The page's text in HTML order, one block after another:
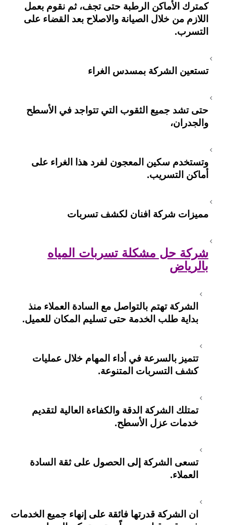
كمترك الأماكن الرطبة حتى تجف، ثم نقوم بعمل
اللازم من خلال الصيانة والاصلاح بعد القضاء على
التسرب.
تستعين الشركة بمسدس الغراء
حتى تشد جميع الثقوب التي تتواجد في الأسطح
والجدران،
وتستخدم سكين المعجون لفرد هذا الغراء على
أماكن التسريب.
مميزات شركة افنان لكشف تسربات
شركة حل مشكلة تسربات المياه
بالرياض
الشركة تهتم بالتواصل مع السادة العملاء منذ
بداية طلب الخدمة حتى تسليم المكان للعميل.
تتميز بالسرعة في أداء المهام خلال عمليات
كشف التسربات المتنوعة.
تمتلك الشركة الدقة والكفاءة العالية لتقديم
خدمات عزل الأسطح.
تسعى الشركة إلى الحصول على ثقة السادة
العملاء.
ان الشركة قدرتها فائقة على إنهاء جميع الخدمات